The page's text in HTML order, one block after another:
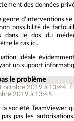
des données
genre d'interventions
possibilité de
dans le dos du
le cas ici.
idéale
un support
le problème
octobre 2019 à 13:44.
2019 à 13:45.
société TeamViewer
pas les